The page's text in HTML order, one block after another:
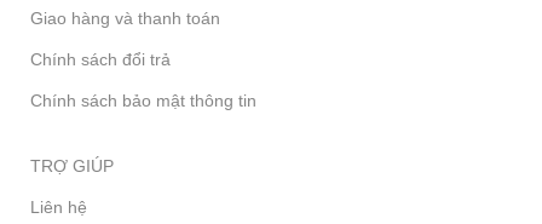
Giao hàng và thanh toán
Chính sách đổi trả
Chính sách bảo mật thông tin
TRỢ GIÚP
Liên hệ